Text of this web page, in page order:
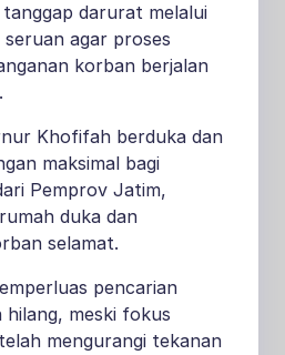
darurat melalui
seruan agar proses
korban berjalan
Khofifah berduka dan
maksimal bagi
Pemprov Jatim,
duka dan
selamat.
pencarian
meski fokus
mengurangi tekanan